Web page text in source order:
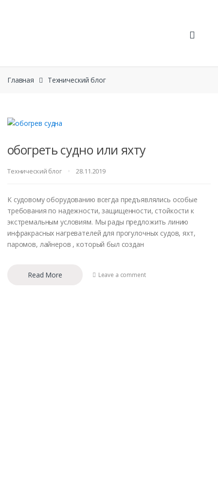
Главная Технический блог
обогреть судно или яхту
Технический блог 28.11.2019
К судовому оборудованию всегда предъявлялись особые
требования по надежности, защищенности, стойкости к
экстремальным условиям. Мы рады предложить линию
инфракрасных нагревателей для прогулочных судов, яхт,
паромов, лайнеров , который был создан
Read More Leave a comment